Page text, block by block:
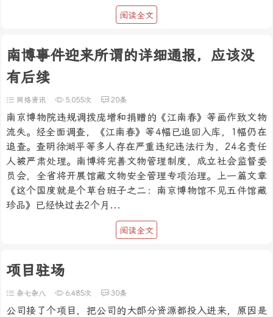
阅读全文
南博事件迎来所谓的详细通报，应该没
有后续
网络资讯 5,055次 20条
南京博物院违规调拨庞增和捐赠的《江南春》等画作致文物
流失。经全面调查，《江南春》等4幅已追回入库，1幅仍在
追查。查明徐湖平等多人存在严重违纪违法行为，24名责任
人被严肃处理。南博将完善文物管理制度，成立社会监督委
员会，全省将开展馆藏文物安全管理专项治理。上一篇文章
《这个国度就是个草台班子之二：南京博物馆不见五件馆藏
珍品》已经快过去2个月...
阅读全文
项目驻场
杂七杂八 6,485次 30条
公司接了个项目，把公司的大部分资源都投入进来，原因是